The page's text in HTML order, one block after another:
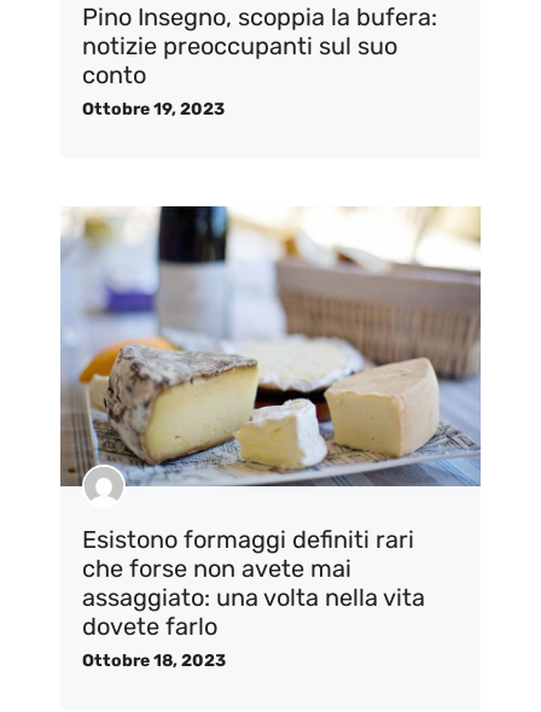
Pino Insegno, scoppia la bufera:
notizie preoccupanti sul suo
conto
Ottobre 19, 2023
Esistono formaggi definiti rari
che forse non avete mai
assaggiato: una volta nella vita
dovete farlo
Ottobre 18, 2023